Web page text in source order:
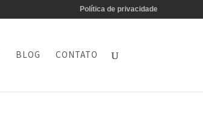
Política de privacidade
BLOG CONTATO